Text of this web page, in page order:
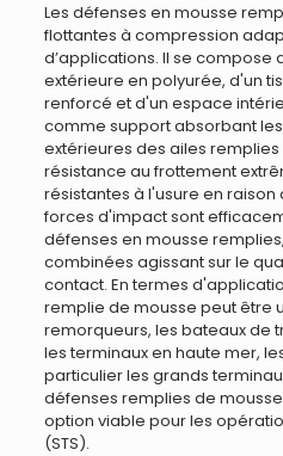
Les défenses en mousse
flottantes à compression
d’applications. Il se
extérieure en polyurée, d'un
renforcé et d'un espace
comme support absorbant
extérieures des ailes
résistance au frottement
résistantes à l'usure en raison
forces d'impact sont
défenses en mousse
combinées agissant sur le
contact. En termes
remplie de mousse peut être
remorqueurs, les bateaux de
les terminaux en haute mer,
particulier les grands
défenses remplies de
option viable pour les
(STS).